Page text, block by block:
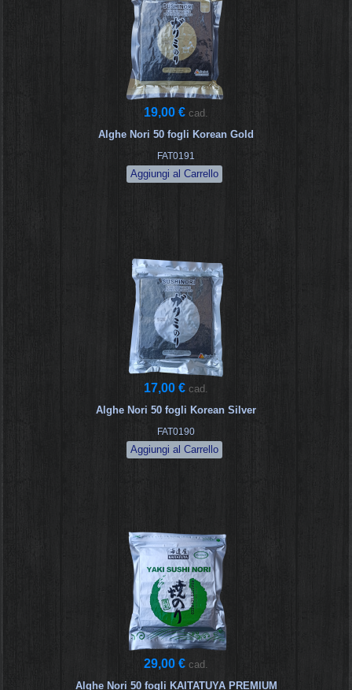
19,00 € cad.
Alghe Nori 50 fogli Korean Gold
FAT0191
17,00 € cad.
Alghe Nori 50 fogli Korean Silver
FAT0190
29,00 € cad.
Alghe Nori 50 fogli KAITATUYA PREMIUM